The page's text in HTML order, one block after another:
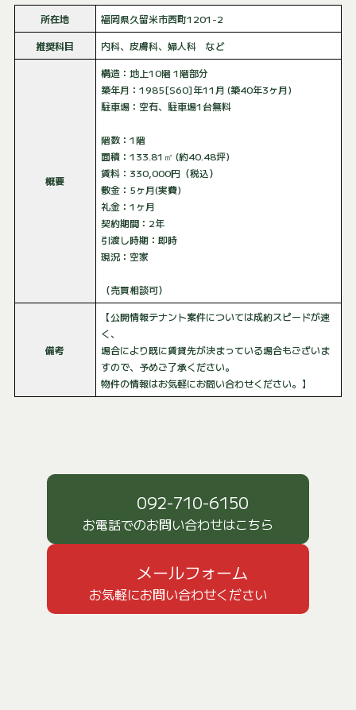
所在地
福岡県久留米市西町1201-2
推奨科目
内科、皮膚科、婦人科 など
概要
構造：地上10階 1階部分
築年月：1985[S60]年11月 (築40年3ヶ月)
駐車場：空有、駐車場1台無料
階数：1階
面積：133.81㎡ (約40.48坪)
賃料：330,000円（税込）
敷金：5ヶ月(実費)
礼金：1ヶ月
契約期間：2年
引渡し時期：即時
現況：空家
（売買相談可）
備考
【公開情報テナント案件については成約スピードが速
く、
場合により既に賃貸先が決まっている場合もございま
すので、予めご了承ください。
物件の情報はお気軽にお問い合わせください。】
092-710-6150
お電話でのお問い合わせはこちら
メールフォーム
お気軽にお問い合わせください